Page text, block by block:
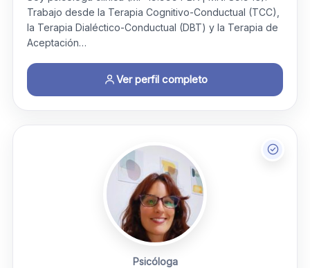
Trabajo desde la Terapia Cognitivo-Conductual (TCC),
la Terapia Dialéctico-Conductual (DBT) y la Terapia de
Aceptación…
Ver perfil completo
Psicóloga